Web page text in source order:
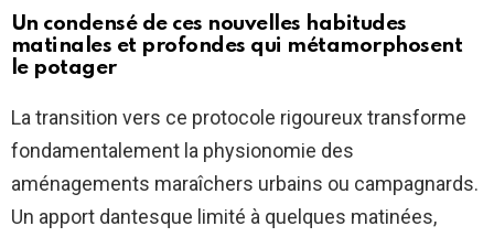
Un condensé de ces nouvelles habitudes
matinales et profondes qui métamorphosent
le potager
La transition vers ce protocole rigoureux transforme
fondamentalement la physionomie des
aménagements maraîchers urbains ou campagnards.
Un apport dantesque limité à quelques matinées,